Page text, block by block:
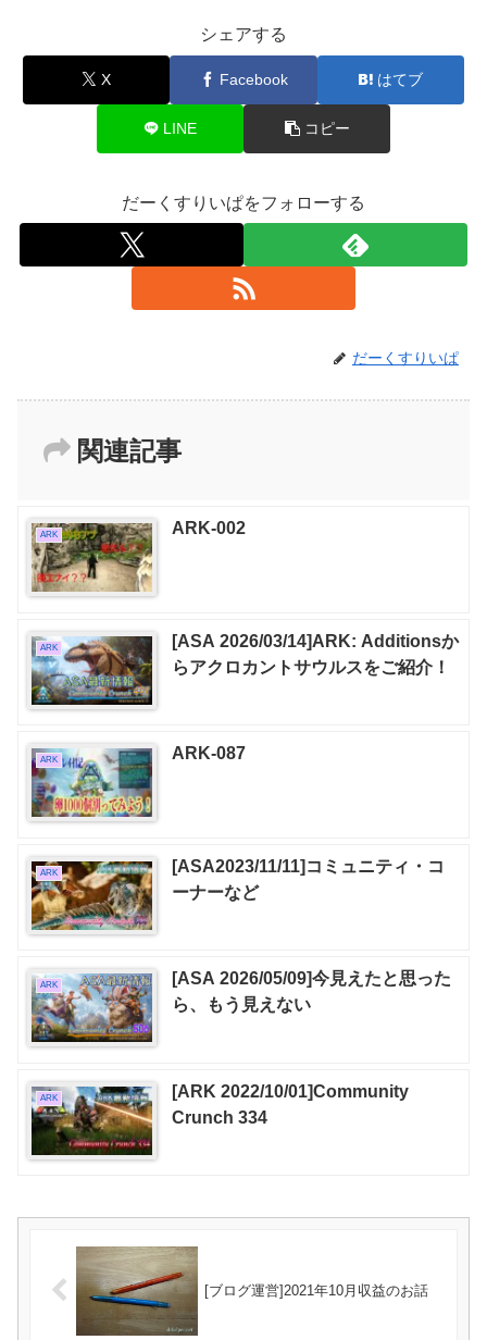
シェアする
X Facebook はてブ
LINE コピー
だーくすりいぱをフォローする
だーくすりいぱ
関連記事
ARK ARK-002
ARK
[ASA 2026/03/14]ARK: Additionsか
らアクロカントサウルスをご紹介！
ARK ARK-087
ARK
[ASA2023/11/11]コミュニティ・コ
ーナーなど
ARK
[ASA 2026/05/09]今見えたと思った
ら、もう見えない
ARK
[ARK 2022/10/01]Community
Crunch 334
[ブログ運営]2021年10月収益のお話